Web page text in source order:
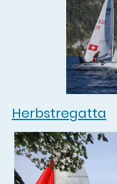
Herbstregatta